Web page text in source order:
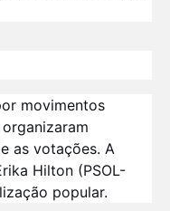
movimentos
as votações. A
Hilton (PSOL-
popular.